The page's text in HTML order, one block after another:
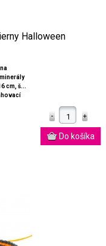
Halloween
cm, š...